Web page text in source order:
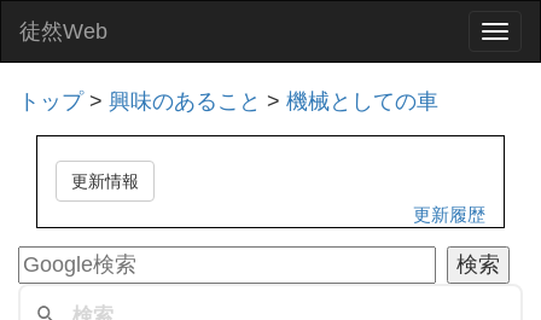
徒然Web
トップ> 興味のあること > 機械としての車
更新情報
更新履歴